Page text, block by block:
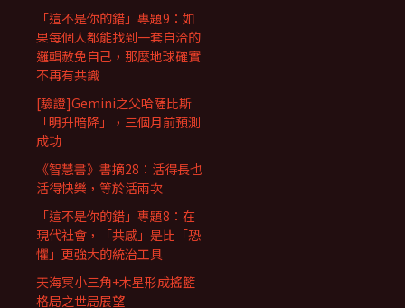
「這不是你的錯」專題9：如
果每個人都能找到一套自洽的
邏輯赦免自己，那麼地球確實
不再有共識
[驗證]Gemini之父哈薩比斯
「明升暗降」，三個月前預測
成功
《智慧書》書摘28：活得長也
活得快樂，等於活兩次
「這不是你的錯」專題8：在
現代社會，「共感」是比「恐
懼」更強大的統治工具
天海冥小三角+木星形成搖籃
格局之世局展望